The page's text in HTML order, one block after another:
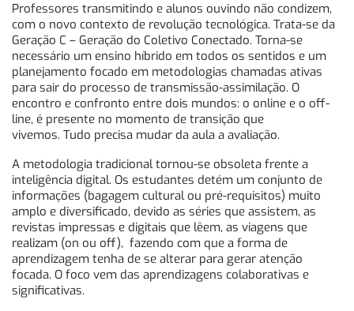
Professores transmitindo e alunos ouvindo não condizem,
com o novo contexto de revolução tecnológica. Trata-se da
Geração C – Geração do Coletivo Conectado. Torna-se
necessário um ensino híbrido em todos os sentidos e um
planejamento focado em metodologias chamadas ativas
para sair do processo de transmissão-assimilação. O
encontro e confronto entre dois mundos: o online e o off-
line, é presente no momento de transição que
vivemos. Tudo precisa mudar da aula a avaliação.
A metodologia tradicional tornou-se obsoleta frente a
inteligência digital. Os estudantes detém um conjunto de
informações (bagagem cultural ou pré-requisitos) muito
amplo e diversificado, devido as séries que assistem, as
revistas impressas e digitais que lêem, as viagens que
realizam (on ou off), fazendo com que a forma de
aprendizagem tenha de se alterar para gerar atenção
focada. O foco vem das aprendizagens colaborativas e
significativas.